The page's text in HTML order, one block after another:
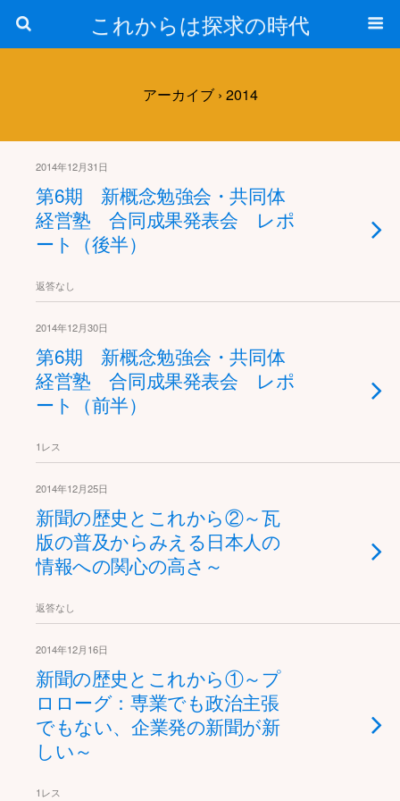
これからは探求の時代
アーカイブ › 2014
2014年12月31日
第6期 新概念勉強会・共同体
経営塾 合同成果発表会 レポ
ート（後半）
返答なし
2014年12月30日
第6期 新概念勉強会・共同体
経営塾 合同成果発表会 レポ
ート（前半）
1レス
2014年12月25日
新聞の歴史とこれから②～瓦
版の普及からみえる日本人の
情報への関心の高さ～
返答なし
2014年12月16日
新聞の歴史とこれから①～プ
ロローグ：専業でも政治主張
でもない、企業発の新聞が新
しい～
1レス